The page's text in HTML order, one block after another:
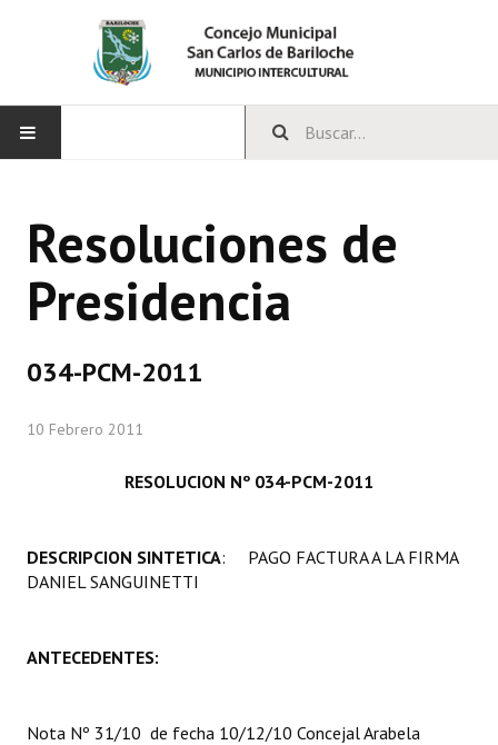
CONCEJO
Bloques Políticos
Comisiones Permanentes
Comisiones Especiales
Concejales Mandato Cumplido
LEGISLACIÓN
Constitución Provincial
Resoluciones de
Presidencia
034-PCM-2011
10 Febrero 2011
RESOLUCION Nº 034-PCM-2011
DESCRIPCION SINTETICA: PAGO FACTURA A LA FIRMA
DANIEL SANGUINETTI
ANTECEDENTES:
Nota Nº 31/10 de fecha 10/12/10 Concejal Arabela